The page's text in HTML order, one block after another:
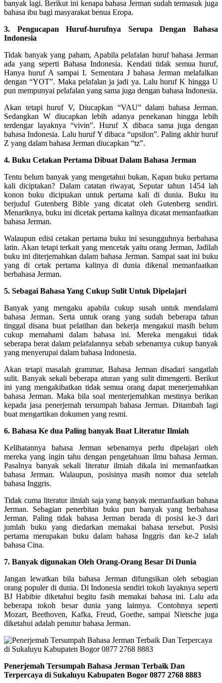
banyak lagi. Berikut ini kenapa bahasa Jerman sudah termasuk juga
bahasa ibu bagi masyarakat benua Eropa.
3. Pengucapan Huruf-hurufnya Serupa Dengan Bahasa
Indonesia
Tidak banyak yang paham, Apabila pelafalan huruf bahasa Jerman
ada yang seperti Bahasa Indonesia. Kendati tidak semua huruf,
Hanya huruf A sampai I. Sementara J bahasa Jerman melafalkan
dengan “YOT”. Maka pelafalan ja jadi ya. Lalu huruf K hingga U
pun mempunyai pelafalan yang sama juga dengan bahasa Indonesia.
Akan tetapi huruf V, Diucapkan “VAU” dalam bahasa Jerman.
Sedangkan W diucapkan lebih adanya penekanan hingga lebih
terdengar layaknya “vivin”. Huruf X dibaca sama juga dengan
bahasa Indonesia. Lalu huruf Y dibaca “upsilon”. Paling akhir huruf
Z yang dalam bahasa Jerman diucapkan “tz”.
4. Buku Cetakan Pertama Dibuat Dalam Bahasa Jerman
Tentu belum banyak yang mengetahui bukan, Kapan buku pertama
kali diciptakan? Dalam catatan riwayat, Seputar tahun 1454 lah
konon buku diciptakan untuk pertama kali di dunia. Buku itu
berjudul Gutenberg Bible yang dicatat oleh Gutenberg sendiri.
Menariknya, buku ini dicetak pertama kalinya dicatat memanfaatkan
bahasa Jerman.
Walaupun edisi cetakan pertama buku ini sesungguhnya berbahasa
latin. Akan tetapi terkait yang mencetak yaitu orang Jerman, Jadilah
buku ini diterjemahkan dalam bahasa Jerman. Sampai saat ini buku
yang di cetak pertama kalinya di dunia dikenal memanfaatkan
berbahasa Jerman.
5. Sebagai Bahasa Yang Cukup Sulit Untuk Dipelajari
Banyak yang mengaku apabila cukup susah untuk mendalami
bahasa Jerman. Serta untuk orang yang sudah beberapa tahun
tinggal disana buat pelatihan dan bekerja mengakui masih belum
cukup memahami dalam bahasa ini. Mereka mengakui tidak
seberapa berat dalam pelafalannya sebab sebenarnya cukup banyak
yang menyerupai dalam bahasa Indonesia.
Akan tetapi masalah grammar, Bahasa Jerman disadari sangatlah
sulit. Banyak sekali beberapa aturan yang sulit dimengerti. Berikut
ini yang mengakibatkan tidak semua orang dapat menerjemahkan
bahasa Jerman. Maka bila soal menterjemahkan mestinya berikan
kepada jasa penerjemah tersumpah bahasa Jerman. Ditambah lagi
buat mengartikan dokumen yang resmi.
6. Bahasa Ke dua Paling banyak Buat Literatur Ilmiah
Kelihatannya bahasa Jerman sebenarnya perlu dipelajari oleh
mereka yang ingin tahu dengan pengetahuan ilmu bahasa Jerman.
Pasalnya banyak sekali literatur ilmiah dikala ini memanfaatkan
bahasa Jerman. Walaupun, posisinya masih nomor dua setelah
bahasa Inggris.
Tidak cuma literatur ilmiah saja yang banyak memanfaatkan bahasa
Jerman. Sebagian penerbitan buku pun banyak yang berbahasa
Jerman. Paling tidak bahasa Jerman berada di posisi ke-3 dari
jumlah buku yang diedarkan memakai bahasa tersebut. Posisi
pertama merupakan buku dalam bahasa Inggris dan ke-2 ialah
bahasa Cina.
7. Banyak digunakan Oleh Orang-Orang Besar Di Dunia
Jangan lewatkan bila bahasa Jerman difungsikan oleh sebagian
orang populer di dunia. Di Indonesia sendiri tokoh layaknya seperti
BJ Habibie diketahui begitu fasih memakai bahasa ini. Lalu ada
beberapa tokoh besar dunia yang lainnya. Contohnya seperti
Mozart, Beethoven, Kafka, Freud, Goethe, sampai Nietsche juga
diketahui adalah penutur bahasa Jerman.
Penerjemah Tersumpah Bahasa Jerman Terbaik Dan
Terpercaya di Sukaluyu Kabupaten Bogor 0877 2768 8883